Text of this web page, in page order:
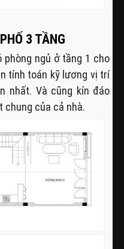
3 TẦNG
phòng ngủ ở tầng 1 cho
tính toán kỹ lương vị trí
nhất. Và cũng kín đáo
chung của cả nhà.